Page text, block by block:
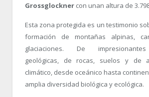
Grossglockner con unan altura de
Esta zona protegida es un testimonio
formación de montañas alpinas,
glaciaciones. De
geológicas, de rocas, suelos y de
climático, desde oceánico hasta
amplia diversidad biológica y ecológica.